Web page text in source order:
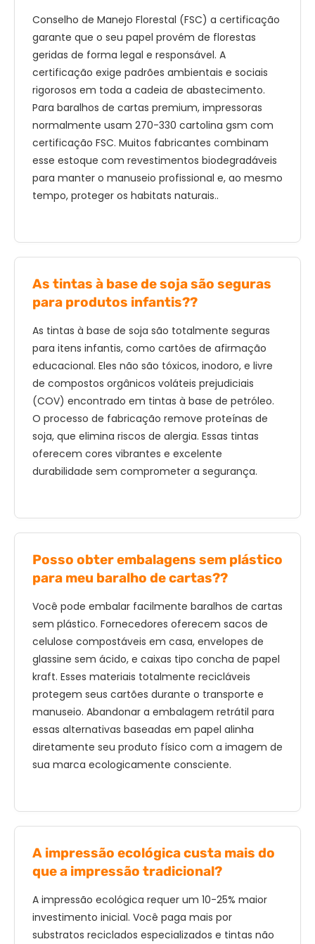
Conselho de Manejo Florestal (FSC) a certificação
garante que o seu papel provém de florestas
geridas de forma legal e responsável. A
certificação exige padrões ambientais e sociais
rigorosos em toda a cadeia de abastecimento.
Para baralhos de cartas premium, impressoras
normalmente usam 270-330 cartolina gsm com
certificação FSC. Muitos fabricantes combinam
esse estoque com revestimentos biodegradáveis ​​
para manter o manuseio profissional e, ao mesmo
tempo, proteger os habitats naturais..
As tintas à base de soja são seguras
para produtos infantis??
As tintas à base de soja são totalmente seguras
para itens infantis, como cartões de afirmação
educacional. Eles não são tóxicos, inodoro, e livre
de compostos orgânicos voláteis prejudiciais
(COV) encontrado em tintas à base de petróleo.
O processo de fabricação remove proteínas de
soja, que elimina riscos de alergia. Essas tintas
oferecem cores vibrantes e excelente
durabilidade sem comprometer a segurança.
Posso obter embalagens sem plástico
para meu baralho de cartas??
Você pode embalar facilmente baralhos de cartas
sem plástico. Fornecedores oferecem sacos de
celulose compostáveis ​​em casa, envelopes de
glassine sem ácido, e caixas tipo concha de papel
kraft. Esses materiais totalmente recicláveis ​​
protegem seus cartões durante o transporte e
manuseio. Abandonar a embalagem retrátil para
essas alternativas baseadas em papel alinha
diretamente seu produto físico com a imagem de
sua marca ecologicamente consciente.
A impressão ecológica custa mais do
que a impressão tradicional?
A impressão ecológica requer um 10-25% maior
investimento inicial. Você paga mais por
substratos reciclados especializados e tintas não